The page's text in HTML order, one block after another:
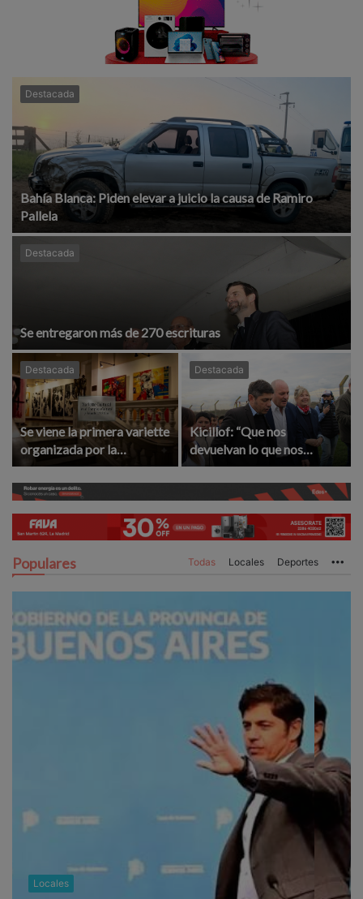
Destacada
Bahía Blanca: Piden elevar a juicio la causa de Ramiro
Pallela
Destacada
Se entregaron más de 270 escrituras
Destacada
Se viene la primera variette
organizada por la
Asociación Amigos del
Complejo Cultural
Destacada
Kicillof: “Que nos
devuelvan lo que nos
robaron”
Populares Todas Locales Deportes
Locales